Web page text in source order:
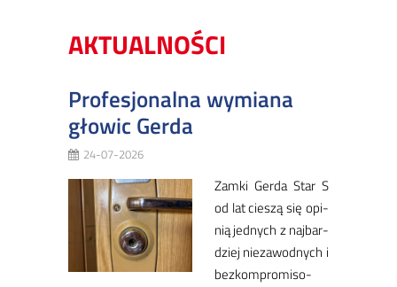
AKTUALNOŚCI
Profesjonalna wymiana
głowic Gerda
24-07-2026
​
Zam­ki Ger­da Star S
od lat cie­szą się opi­
nią jed­nych z naj­bar­
dziej nie­za­wod­nych i
bez­kom­pro­mi­so­